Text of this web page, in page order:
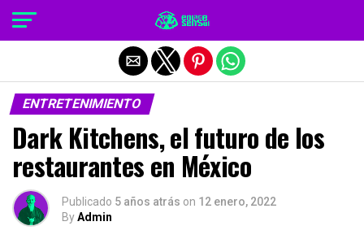
ENTRETENIMIENTO
Dark Kitchens, el futuro de los
restaurantes en México
Publicado 5 años atrás on 12 enero, 2022
ByAdmin
Salir de la versión móvil